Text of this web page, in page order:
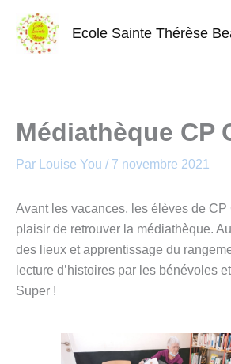
contenu
Ecole Sainte Thérèse
Médiathèque CP
Par Louise You / 7 novembre 2021
Avant les vacances, les élèves de CP
plaisir de retrouver la médiathèque.
des lieux et apprentissage du
lecture d’histoires par les bénévoles
Super !